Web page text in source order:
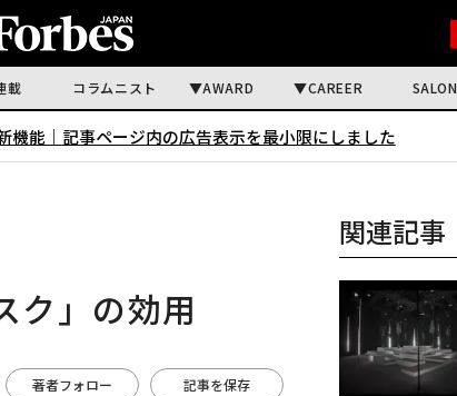
載 コラムニスト AWARD CAREER SALON
機能｜ 記事ページ内の広告表示を最小限にしました
ク」の効用
著者フォロー 記事を保存
関連記事